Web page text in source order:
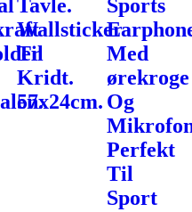
Tavle.
Wallsticker
Til
Kridt.
57x24cm.
Sports
Med
ørekroge
Og
Perfekt
Til
Sport